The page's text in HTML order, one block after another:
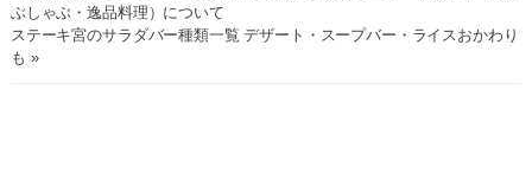
ぶしゃぶ・逸品料理）について
ステーキ宮のサラダバー種類一覧 デザート・スープバー・ライスおかわり
も »